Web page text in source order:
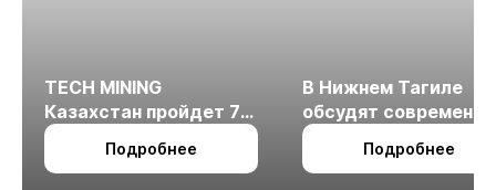
TECH MINING
Казахстан пройдет 7
октября в Алматы
Подробнее
В Нижнем Тагиле
обсудят
технологии
измельчения
Подробнее